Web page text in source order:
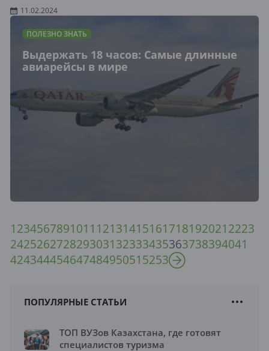
11.02.2024
ПОЛЕЗНО ЗНАТЬ
Выдержать 18 часов: Самые длинные
авиарейсы в мире
1234567891011 121314151617181920212223
242526272829303132333435363738394041
424344454647484950515253
ПОПУЛЯРНЫЕ СТАТЬИ
ТОП ВУЗов Казахстана, где готовят
специалистов туризма